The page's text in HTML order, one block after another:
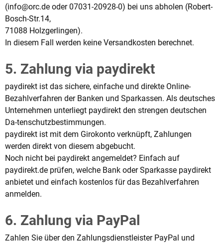
(info@orc.de oder 07031-20928-0) bei uns abholen (Robert-
Bosch-Str.14,
71088 Holzgerlingen).
In diesem Fall werden keine Versandkosten berechnet.
5. Zahlung via paydirekt
paydirekt ist das sichere, einfache und direkte Online-
Bezahlverfahren der Banken und Sparkassen. Als deutsches
Unternehmen unterliegt paydirekt den strengen deutschen
Da-tenschutzbestimmungen.
paydirekt ist mit dem Girokonto verknüpft, Zahlungen
werden direkt von diesem abgebucht.
Noch nicht bei paydirekt angemeldet? Einfach auf
paydirekt.de prüfen, welche Bank oder Sparkasse paydirekt
anbietet und einfach kostenlos für das Bezahlverfahren
anmelden.
6. Zahlung via PayPal
Zahlen Sie über den Zahlungsdienstleister PayPal und